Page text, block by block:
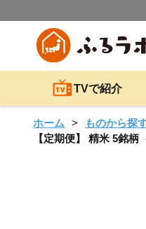
TVで紹介
ホーム ものから探
【定期便】 精米 5銘